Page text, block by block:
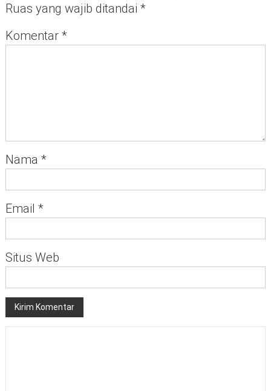
Ruas yang wajib ditandai *
Komentar *
Nama *
Email *
Situs Web